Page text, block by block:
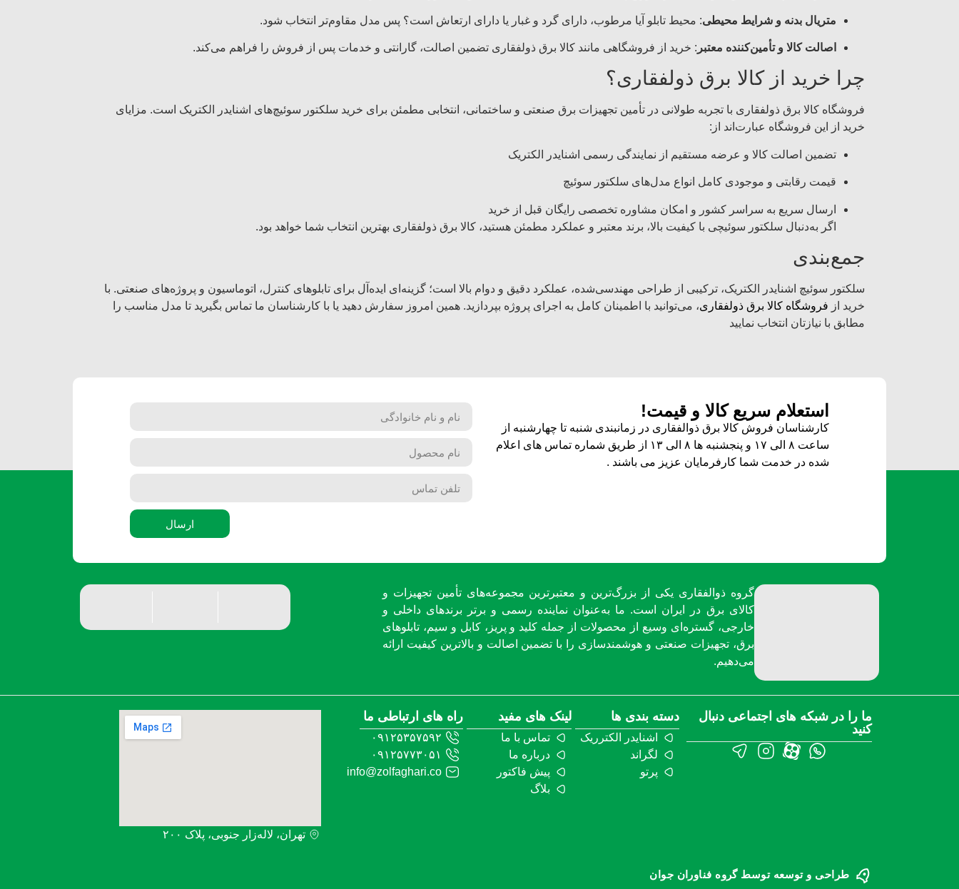
متریال بدنه و شرایط محیطی: محیط تابلو آیا مرطوب، دارای گرد و غبار یا دارای ارتعاش است؟ پس مدل مقاوم‌تر انتخاب شود.
اصالت کالا و تأمین‌کننده معتبر : خرید از فروشگاهی مانند کالا برق ذولفقاری تضمین اصالت، گارانتی و خدمات پس از فروش را فراهم می‌کند.
چرا خرید از کالا برق ذولفقاری؟
فروشگاه کالا برق ذولفقاری با تجربه طولانی در تأمین تجهیزات برق صنعتی و ساختمانی، انتخابی مطمئن برای خرید سلکتور سوئیچ‌های اشنایدر الکتریک است. مزایای
خرید از این فروشگاه عبارت‌اند از:
تضمین اصالت کالا و عرضه مستقیم از نمایندگی رسمی اشنایدر الکتریک
قیمت رقابتی و موجودی کامل انواع مدل‌های سلکتور سوئیچ
ارسال سریع به سراسر کشور و امکان مشاوره تخصصی رایگان قبل از خرید
اگر به‌دنبال سلکتور سوئیچی با کیفیت بالا، برند معتبر و عملکرد مطمئن هستید، کالا برق ذولفقاری بهترین انتخاب شما خواهد بود.
جمع‌بندی
سلکتور سوئیچ اشنایدر الکتریک، ترکیبی از طراحی مهندسی‌شده، عملکرد دقیق و دوام بالا است؛ گزینه‌ای ایده‌آل برای تابلوهای کنترل، اتوماسیون و پروژه‌های صنعتی. با
خرید از فروشگاه کالا برق ذولفقاری، می‌توانید با اطمینان کامل به اجرای پروژه بپردازید. همین امروز سفارش دهید یا با کارشناسان ما تماس بگیرید تا مدل مناسب را
مطابق با نیازتان انتخاب نمایید
استعلام سریع کالا و قیمت!
کارشناسان فروش کالا برق ذوالفقاری در زمانبندی شنبه تا چهارشنبه از
ساعت ۸ الی ۱۷ و پنجشنبه ها ۸ الی ۱۳ از طریق
شماره تماس های اعلام
شده در خدمت شما کارفرمایان عزیز می باشند .
ارسال
گروه ذوالفقاری یکی از بزرگ‌ترین و معتبرترین مجموعه‌های تأمین تجهیزات و
کالای برق در ایران است. ما به‌عنوان نماینده رسمی و برتر برندهای داخلی و
خارجی، گستره‌ای وسیع از محصولات از جمله کلید و پریز، کابل و سیم، تابلوهای
برق، تجهیزات صنعتی و هوشمندسازی را با تضمین اصالت و بالاترین کیفیت ارائه
می‌دهیم.
ما را در شبکه های اجتماعی دنبال
کنید
دسته بندی ها
اشنایدر الکترریک
لگراند
پرتو
لینک های مفید
تماس با ما
درباره ما
پیش فاکتور
بلاگ
راه های ارتباطی ما
۰۹۱۲۵۳۵۷۵۹۲
۰۹۱۲۵۷۷۳۰۵۱
info@zolfaghari.co
تهران، لاله‌زار جنوبی، پلاک ۲۰۰
طراحی و توسعه توسط گروه فناوران جوان